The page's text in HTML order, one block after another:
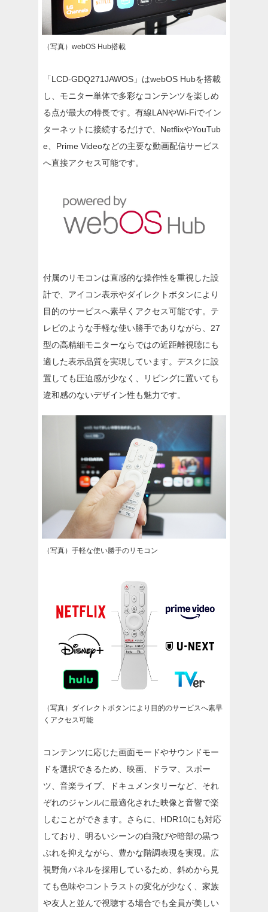
（写真）webOS Hub搭載
「LCD-GDQ271JAWOS」はwebOS Hubを搭載
し、モニター単体で多彩なコンテンツを楽しめ
る点が最大の特長です。有線LANやWi-Fiでイン
ターネットに接続するだけで、NetflixやYouTub
e、Prime Videoなどの主要な動画配信サービス
へ直接アクセス可能です。
付属のリモコンは直感的な操作性を重視した設
計で、アイコン表示やダイレクトボタンにより
目的のサービスへ素早くアクセス可能です。テ
レビのような手軽な使い勝手でありながら、27
型の高精細モニターならではの近距離視聴にも
適した表示品質を実現しています。デスクに設
置しても圧迫感が少なく、リビングに置いても
違和感のないデザイン性も魅力です。
（写真）手軽な使い勝手のリモコン
（写真）ダイレクトボタンにより目的のサービスへ素早
くアクセス可能
コンテンツに応じた画面モードやサウンドモー
ドを選択できるため、映画、ドラマ、スポー
ツ、音楽ライブ、ドキュメンタリーなど、それ
ぞれのジャンルに最適化された映像と音響で楽
しむことができます。さらに、HDR10にも対応
しており、明るいシーンの白飛びや暗部の黒つ
ぶれを抑えながら、豊かな階調表現を実現。広
視野角パネルを採用しているため、斜めから見
ても色味やコントラストの変化が少なく、家族
や友人と並んで視聴する場合でも全員が美しい